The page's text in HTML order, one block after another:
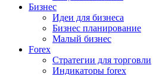
Бизнес
Идеи для бизнеса
Бизнес планирование
Малый бизнес
Forex
Стратегии для торговли
Индикаторы forex